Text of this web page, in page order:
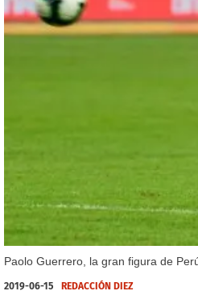
Paolo Guerrero, la gran figura de
2019-06-15 REDACCIÓN DIEZ